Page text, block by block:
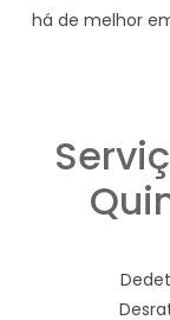
há de melhor